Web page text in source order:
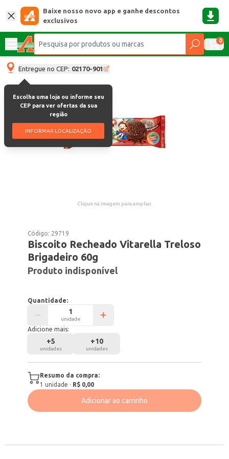
Baixe nosso novo app e ganhe descontos
exclusivos
0
Entregue no CEP: 02170-901
Escolha uma loja ou informe seu
CEP para ver ofertas da sua
região
INFORMAR LOCALIZAÇÃO
Clique na imagem para ampliar.
Código: 29719
Biscoito Recheado Vitarella Treloso
Brigadeiro 60g
Produto indisponível
Quantidade:
unidade
Adicione mais:
+5
unidades
+10
unidades
Resumo da compra:
1 unidade · R$ 0,00
Adicionar ao carrinho